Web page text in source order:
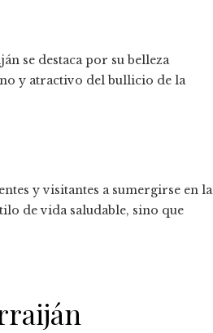
se destaca por su belleza
y atractivo del bullicio de la
y visitantes a sumergirse en la
de vida saludable, sino que